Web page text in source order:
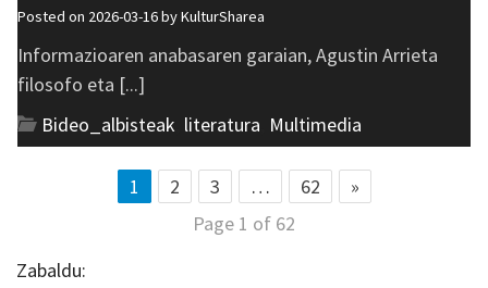
Posted on 2026-03-16 byKulturSharea
Informazioaren anabasaren garaian, Agustin Arrieta
filosofo eta [...]
Bideo_albisteak literatura Multimedia
1 2 3 … 62
»
Page 1 of 62
Zabaldu: